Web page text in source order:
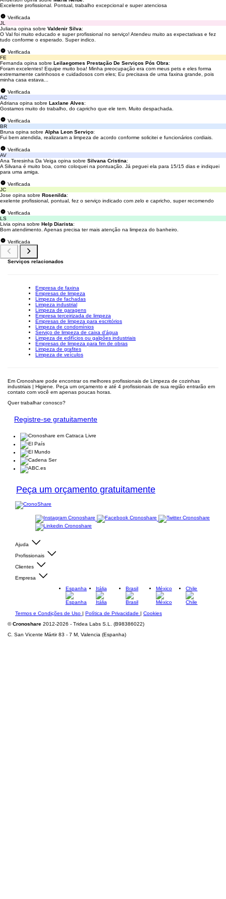
Excelente profissional. Pontual, trabalho excepcional e super atenciosa
Verificada
JL
Juliana opina sobre Valdenir Silva:
O Val foi muito educado e super profissional no serviço! Atendeu muito as expectativas e fez
tudo conforme o esperado. Super indico.
Verificada
FE
Fernanda opina sobre Leilaegomes Prestação De Serviços Pós Obra:
Foram excelentes! Equipe muito boa! Minha preocupação era com meus pets e eles forma
extremamente carinhosos e cuidadosos com eles; Eu precisava de uma faxina grande, pois
minha casa estava...
Verificada
AC
Adriana opina sobre Laxlane Alves:
Gostamos muito do trabalho, do capricho que ele tem. Muito despachada.
Verificada
BR
Bruna opina sobre Alpha Leon Serviço:
Fui bem atendida, realizaram a limpeza de acordo conforme solicitei e funcionários cordiais.
Verificada
AV
Ana Teresinha Da Veiga opina sobre Silvana Cristina:
A Silvana é muito boa, como coloquei na pontuação. Já peguei ela para 15/15 dias e indiquei
para uma amiga.
Verificada
JC
Jose opina sobre Rosenilda:
exelente profissional, pontual, fez o serviço indicado com zelo e capricho, super recomendo
Verificada
LS
Livia opina sobre Help Diarista:
Bom atendimento. Apenas precisa ter mais atenção na limpeza do banheiro.
Verificada
Serviços relacionados
Empresa de faxina
Empresas de limpeza
Limpeza de fachadas
Limpeza industrial
Limpeza de garagens
Empresa terceirizada de limpeza
Empresas de limpeza para escritórios
Limpeza de condomínios
Serviço de limpeza de caixa d'água
Limpeza de edifícios ou galpões industriais
Empresas de limpeza para fim de obras
Limpeza de grafites
Limpeza de veículos
Em Cronoshare pode encontrar os melhores profissionais de Limpeza de cozinhas
industriais | Higiene. Peça um orçamento e até 4 profissionais de sua região entrarão em
contato com você em apenas poucas horas.
Quer trabalhar conosco?
Registre-se gratuitamente
Peça um orçamento gratuitamente
Ajuda
Profissionais
Clientes
Empresa
Espanha
Itália Brasil México Chile
Termos e Condições de Uso | Política de Privacidade | Cookies
©Cronoshare 2012-2026 - Tridea Labs S.L. (B98386022)
C. San Vicente Mártir 83 - 7 M, Valencia (Espanha)